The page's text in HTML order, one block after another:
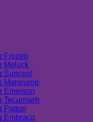
Frozen
Meluck
Supcool
Maneurop
Emerson
Tecumseh
Patton
Embraco